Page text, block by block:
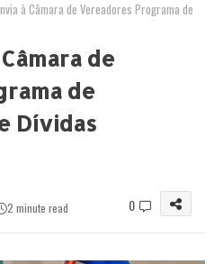
à Câmara de Vereadores Programa de
de
de
Dívidas
2 minute read 0